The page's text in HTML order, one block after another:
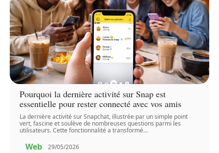
Pourquoi la dernière activité sur Snap est
essentielle pour rester connecté avec vos amis
La dernière activité sur Snapchat, illustrée par un simple point
vert, fascine et soulève de nombreuses questions parmi les
utilisateurs. Cette fonctionnalité a transformé…
Web 29/05/2026